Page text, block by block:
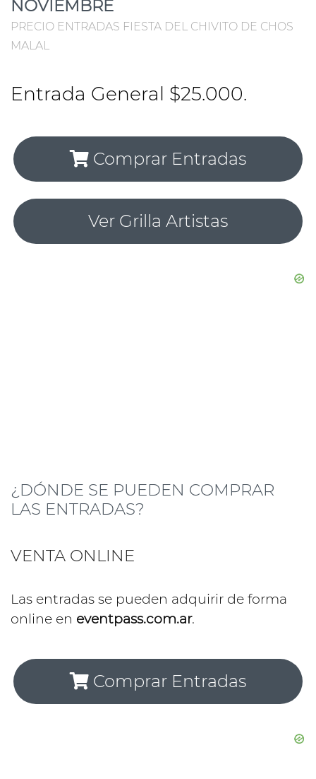
NOVIEMBRE
PRECIO ENTRADAS FIESTA DEL CHIVITO DE CHOS
MALAL
Entrada General $25.000.
Comprar Entradas
Ver Grilla Artistas
¿DÓNDE SE PUEDEN COMPRAR
LAS ENTRADAS?
VENTA ONLINE
Las entradas se pueden adquirir de forma
online en eventpass.com.ar.
Comprar Entradas